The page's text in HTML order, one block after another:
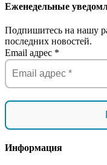
Еженедельные
Подпишитесь на нашу
последних новостей.
Email адрес *
Информация